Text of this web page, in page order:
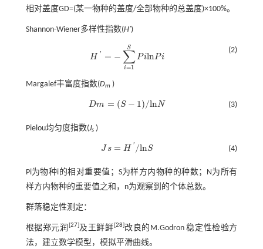
相对盖度GD=(某一物种的盖度/全部物种的总盖度)×100%。
Shannon-Wiener多样性指数(H′)
H ' = − ∑
i=1
S
PilnPi
H' ∑i= 1S Pil Pi
(2)
Margalef丰富度指数(Dm )
Dm = (S − 1)/lnN
Dm= S-1 ) /ln N (3)
Pielou均匀度指数(Js)
Js = H ' /lnS
Js =H'/ nS (4)
Pi为物种i的相对重要值；S为样方内物种的种数；N为所有
样方内物种的重要值之和，n为观察到的个体总数。
群落稳定性测定：
根据郑元润 27 及王鲜鲜 28 改良的M.Godron 稳定性检验方
法，建立数学模型，模拟平滑曲线。